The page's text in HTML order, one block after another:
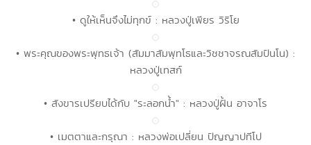
• ดูให้เห็นจึงไม่ทุกข์ : หลวงปู่เพียร วิริโย
• พระคุณของพระพุทธเจ้า (สัมมาสัมพุทโธและวิชชาจรณสัมปันโน) :
หลวงปู่เทสก์
• สังขารเปรียบได้กับ "ระลอกน้ำ" : หลวงปู่ฝั้น อาจาโร
• เมตตาและกรุณา : หลวงพ่อเปลี่ยน ปัญญาปทีโป